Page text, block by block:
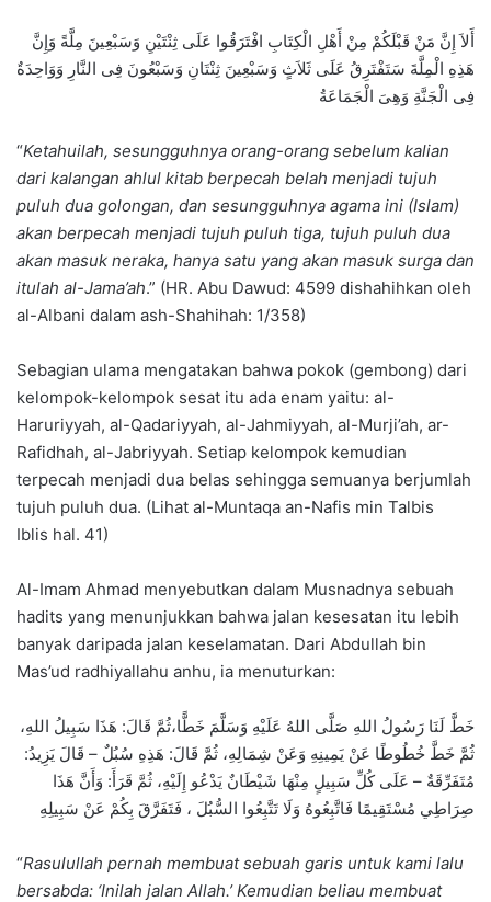
أَلاَ إِنَّ مَنْ قَبْلَكُمْ مِنْ أَهْلِ الْكِتَابِ افْتَرَقُوا عَلَى ثِنْتَيْنِ وَسَبْعِينَ مِلَّةً وَإِنَّ
هَذِهِ الْمِلَّةَ سَتَفْتَرِقُ عَلَى ثَلاَثٍ وَسَبْعِينَ ثِنْتَانِ وَسَبْعُونَ فِى النَّارِ وَوَاحِدَةٌ
فِى الْجَنَّةِ وَهِىَ الْجَمَاعَةُ
“Ketahuilah, sesungguhnya orang-orang sebelum kalian
dari kalangan ahlul kitab berpecah belah menjadi tujuh
puluh dua golongan, dan sesungguhnya agama ini (Islam)
akan berpecah menjadi tujuh puluh tiga, tujuh puluh dua
akan masuk neraka, hanya satu yang akan masuk surga dan
itulah al-Jama’ah.” (HR. Abu Dawud: 4599 dishahihkan oleh
al-Albani dalam ash-Shahihah: 1/358)
Sebagian ulama mengatakan bahwa pokok (gembong) dari
kelompok-kelompok sesat itu ada enam yaitu: al-
Haruriyyah, al-Qadariyyah, al-Jahmiyyah, al-Murji’ah, ar-
Rafidhah, al-Jabriyyah. Setiap kelompok kemudian
terpecah menjadi dua belas sehingga semuanya berjumlah
tujuh puluh dua. (Lihat al-Muntaqa an-Nafis min Talbis
Iblis hal. 41)
Al-Imam Ahmad menyebutkan dalam Musnadnya sebuah
hadits yang menunjukkan bahwa jalan kesesatan itu lebih
banyak daripada jalan keselamatan. Dari Abdullah bin
Mas’ud radhiyallahu anhu, ia menuturkan:
خَطَّ لَنَا رَسُولُ اللهِ صَلَّى اللهُ عَلَيْهِ وَسَلَّمَ خَطًّا،ثُمَّ قَالَ: هَذَا سَبِيلُ اللهِ،
ثُمَّ خَطَّ خُطُوطًا عَنْ يَمِينِهِ وَعَنْ شِمَالِهِ، ثُمَّ قَالَ: هَذِهِ سُبُلٌ – قَالَ يَزِيدُ:
مُتَفَرِّقَةٌ – عَلَى كُلِّ سَبِيلٍ مِنْهَا شَيْطَانٌ يَدْعُو إِلَيْهِ، ثُمَّ قَرَأَ: وَأَنَّ هَذَا
صِرَاطِي مُسْتَقِيمًا فَاتَّبِعُوهُ وَلَا تَتَّبِعُوا السُّبُلَ ، فَتَفَرَّقَ بِكُمْ عَنْ سَبِيلِهِ
“Rasulullah pernah membuat sebuah garis untuk kami lalu
bersabda: ‘Inilah jalan Allah.’ Kemudian beliau membuat